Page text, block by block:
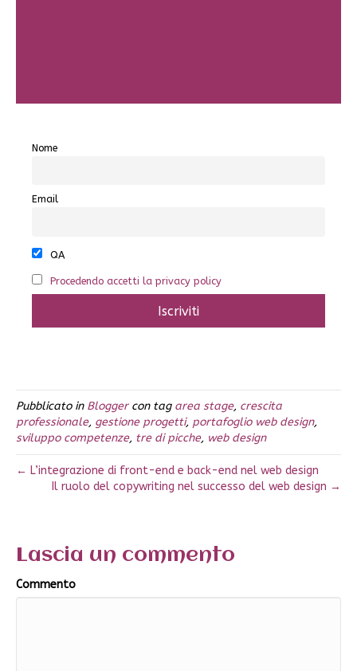
Nome
Email
QA
Procedendo accetti la privacy policy
Pubblicato in Bloggercon tag area stage, crescita
professionale, gestione progetti, portafoglio web design,
sviluppo competenze, tre di picche, web design
← L’integrazione di front-end e back-end nel web design
Il ruolo del copywriting nel successo del web design →
Lascia un commento
Commento